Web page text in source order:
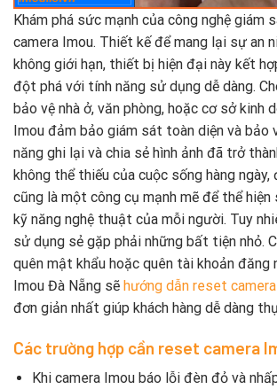
Khám phá sức mạnh của công nghệ giám
camera Imou. Thiết kế để mang lại sự an
không giới hạn, thiết bị hiện đại này kết
đột phá với tính năng sử dụng dễ dàng.
bảo vệ nhà ở, văn phòng, hoặc cơ sở kinh
Imou đảm bảo giám sát toàn diện và bảo
năng ghi lại và chia sẻ hình ảnh đã trở
không thể thiếu của cuộc sống hàng
cũng là một công cụ mạnh mẽ để thể
kỹ năng nghệ thuật của mỗi người. Tuy
sử dụng sẻ gặp phải những bất tiện nhỏ.
quên mật khẩu hoặc quên tài khoản đăng
Imou Đà Nẵng sẽ hướng dẫn reset
đơn giản nhất giúp khách hàng dễ dàng
Các trường hợp cần reset camera
Khi camera Imou báo lỗi đèn đỏ và